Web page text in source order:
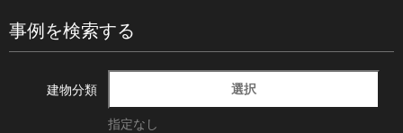
事例を検索する
建物分類 選択
指定なし